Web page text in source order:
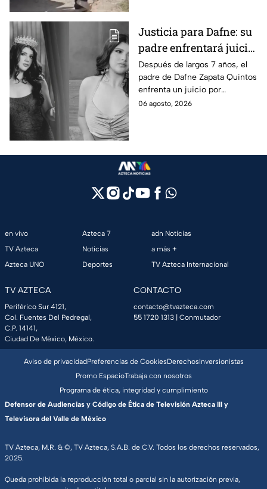
Justicia para Dafne: su
padre enfrentará juicio
por presunto abuso
cometido en 2019 en
Tamaulipas
Después de largos 7 años, el
padre de Dafne Zapata Quintos
enfrenta un juicio por
presuntamente abusar de la
06 agosto, 2026
en vivo
TV Azteca
Azteca UNO
Azteca 7
Noticias
Deportes
adn Noticias
a más +
TV Azteca Internacional
TV AZTECA
Periférico Sur 4121,
Col. Fuentes Del Pedregal,
C.P. 14141,
Ciudad De México, México.
CONTACTO
contacto@tvazteca.com
55 1720 1313 | Conmutador
TV Azteca, M.R. & ©, TV Azteca, S.A.B. de C.V. Todos los derechos reservados,
2025.
Queda prohibida la reproducción total o parcial sin la autorización previa,
Aviso de privacidadPreferencias de CookiesDerechosInversionistas
Promo EspacioTrabaja con nosotros
Programa de ética, integridad y cumplimiento
Defensor de Audiencias y Código de Ética de Televisión Azteca III y
Televisora del Valle de México